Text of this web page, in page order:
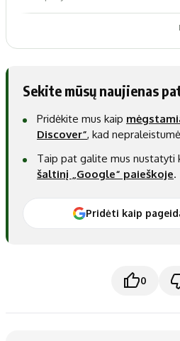
Sekite mūsų naujienas
Pridėkite mus kaip
Discover“, kad
Taip pat galite mus nustatyti
šaltinį „Google“ paieškoje.
Pridėti kaip
0